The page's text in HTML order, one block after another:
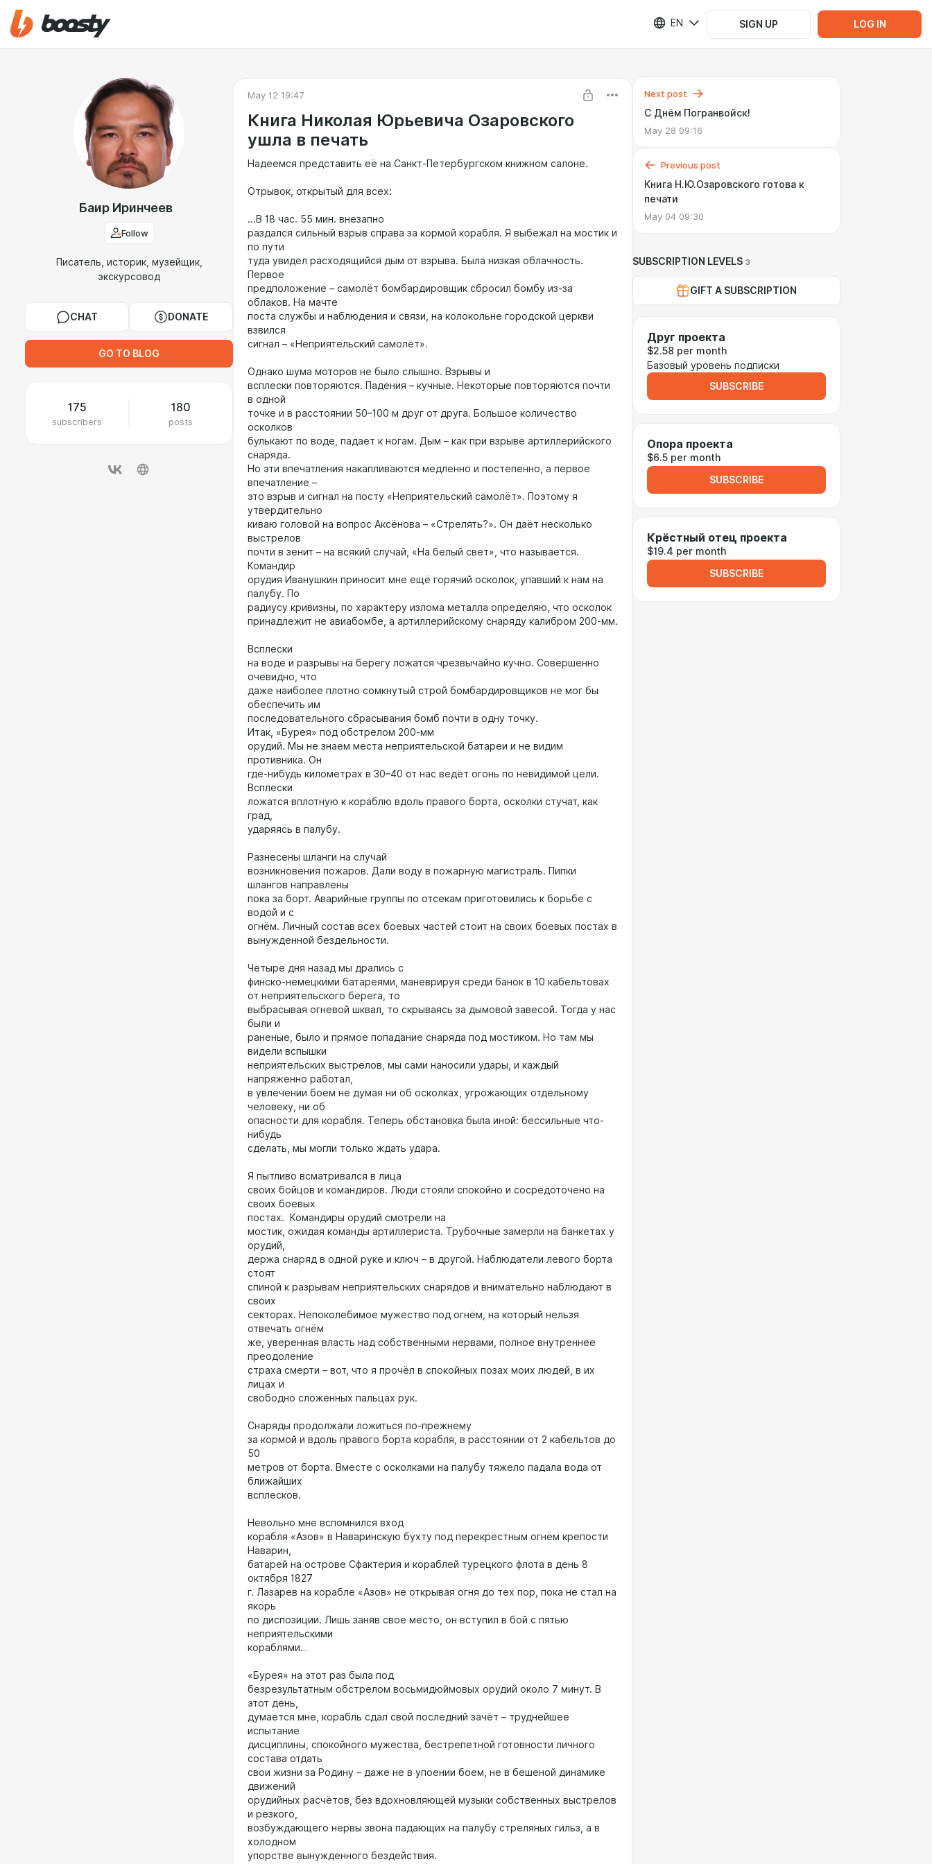
EN SIGN UP LOG IN
Баир Иринчеев
Follow
Писатель, историк, музейщик,
экскурсовод
CHAT DONATE
GO TO BLOG
175
subscribers
180
posts
May 12 19:47
Книга Николая Юрьевича Озаровского
ушла в печать
Надеемся представить её на Санкт-Петербургском книжном салоне.
Отрывок, открытый для всех:
...В 18 час. 55 мин. внезапно
раздался сильный взрыв справа за кормой корабля. Я выбежал на мостик и
по пути
туда увидел расходящийся дым от взрыва. Была низкая облачность.
Первое
предположение – самолёт бомбардировщик сбросил бомбу из-за
облаков. На мачте
поста службы и наблюдения и связи, на колокольне городской церкви
взвился
сигнал – «Неприятельский самолёт».
Однако шума моторов не было слышно. Взрывы и
всплески повторяются. Падения – кучные. Некоторые повторяются почти
в одной
точке и в расстоянии 50–100 м друг от друга. Большое количество
осколков
булькают по воде, падает к ногам. Дым – как при взрыве артиллерийского
снаряда.
Но эти впечатления накапливаются медленно и постепенно, а первое
впечатление –
это взрыв и сигнал на посту «Неприятельский самолёт». Поэтому я
утвердительно
киваю головой на вопрос Аксёнова – «Стрелять?». Он даёт несколько
выстрелов
почти в зенит – на всякий случай, «На белый свет», что называется.
Командир
орудия Иванушкин приносит мне ещё горячий осколок, упавший к нам на
палубу. По
радиусу кривизны, по характеру излома металла определяю, что осколок
принадлежит не авиабомбе, а артиллерийскому снаряду калибром 200-мм.
Всплески
на воде и разрывы на берегу ложатся чрезвычайно кучно. Совершенно
очевидно, что
даже наиболее плотно сомкнутый строй бомбардировщиков не мог бы
обеспечить им
последовательного сбрасывания бомб почти в одну точку.
Итак, «Бурея» под обстрелом 200-мм
орудий. Мы не знаем места неприятельской батареи и не видим
противника. Он
где-нибудь километрах в 30–40 от нас ведёт огонь по невидимой цели.
Всплески
ложатся вплотную к кораблю вдоль правого борта, осколки стучат, как
град,
ударяясь в палубу.
Разнесены шланги на случай
возникновения пожаров. Дали воду в пожарную магистраль. Пипки
шлангов направлены
пока за борт. Аварийные группы по отсекам приготовились к борьбе с
водой и с
огнём. Личный состав всех боевых частей стоит на своих боевых постах в
вынужденной бездельности.
Четыре дня назад мы дрались с
финско-немецкими батареями, маневрируя среди банок в 10 кабельтовах
от неприятельского берега, то
выбрасывая огневой шквал, то скрываясь за дымовой завесой. Тогда у нас
были и
раненые, было и прямое попадание снаряда под мостиком. Но там мы
видели вспышки
неприятельских выстрелов, мы сами наносили удары, и каждый
напряженно работал,
в увлечении боем не думая ни об осколках, угрожающих отдельному
человеку, ни об
опасности для корабля. Теперь обстановка была иной: бессильные что-
нибудь
сделать, мы могли только ждать удара.
Я пытливо всматривался в лица
своих бойцов и командиров. Люди стояли спокойно и сосредоточено на
своих боевых
постах. Командиры орудий смотрели на
мостик, ожидая команды артиллериста. Трубочные замерли на банкетах у
орудий,
держа снаряд в одной руке и ключ – в другой. Наблюдатели левого борта
стоят
спиной к разрывам неприятельских снарядов и внимательно наблюдают в
своих
секторах. Непоколебимое мужество под огнём, на который нельзя
отвечать огнём
же, уверенная власть над собственными нервами, полное внутреннее
преодоление
страха смерти – вот, что я прочёл в спокойных позах моих людей, в их
лицах и
свободно сложенных пальцах рук.
Снаряды продолжали ложиться по-прежнему
за кормой и вдоль правого борта корабля, в расстоянии от 2 кабельтов до
50
метров от борта. Вместе с осколками на палубу тяжело падала вода от
ближайших
всплесков.
Невольно мне вспомнился вход
корабля «Азов» в Наваринскую бухту под перекрёстным огнём крепости
Наварин,
батарей на острове Сфактерия и кораблей турецкого флота в день 8
октября 1827
г. Лазарев на корабле «Азов» не открывая огня до тех пор, пока не стал на
якорь
по диспозиции. Лишь заняв свое место, он вступил в бой с пятью
неприятельскими
кораблями…
«Бурея» на этот раз была под
безрезультатным обстрелом восьмидюймовых орудий около 7 минут. В
этот день,
думается мне, корабль сдал свой последний зачёт – труднейшее
испытание
дисциплины, спокойного мужества, бестрепетной готовности личного
состава отдать
свои жизни за Родину – даже не в упоении боем, не в бешеной динамике
движений
орудийных расчётов, без вдохновляющей музыки собственных выстрелов
и резкого,
возбуждающего нервы звона падающих на палубу стреляных гильз, а в
холодном
упорстве вынужденного бездействия.
Next post
С Днём Погранвойск!
May 28 09:16
Previous post
Книга Н.Ю.Озаровского готова к
печати
May 04 09:30
SUBSCRIPTION LEVELS 3
GIFT A SUBSCRIPTION
Друг проекта
$2.58 per month
Базовый уровень подписки
SUBSCRIBE
Опора проекта
$6.5 per month
SUBSCRIBE
Крёстный отец проекта
$19.4 per month
SUBSCRIBE